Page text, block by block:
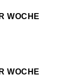
(
(